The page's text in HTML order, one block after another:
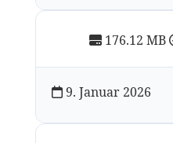
176.12 MB
9. Januar 2026